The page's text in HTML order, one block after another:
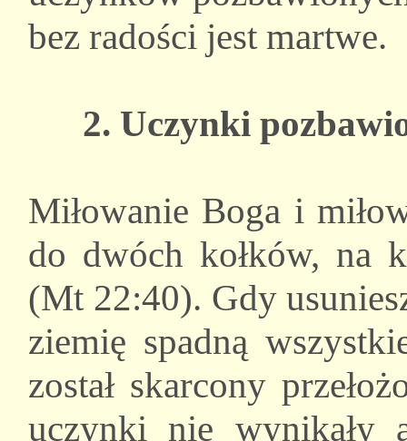
bez radości jest martwe.
2. Uczynki
Miłowanie Boga i
do dwóch kołków, na
(Mt 22:40). Gdy
ziemię spadną
został skarcony
uczynki nie wynikały